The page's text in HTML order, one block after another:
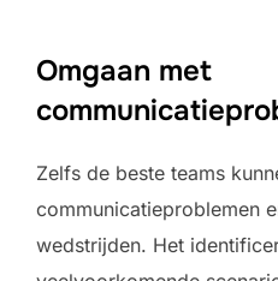
Omgaan met
Zelfs de beste teams
communicatieproblemen
wedstrijden. Het